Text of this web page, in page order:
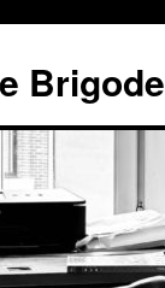
Brigode